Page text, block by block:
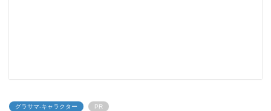
グラサマ-キャラクター PR